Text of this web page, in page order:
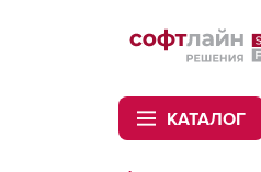
Softline
КАТАЛОГ